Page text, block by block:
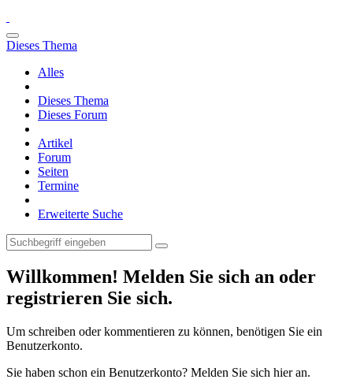
Dieses Thema
Alles
Dieses Thema
Dieses Forum
Artikel
Forum
Seiten
Termine
Erweiterte Suche
Willkommen! Melden Sie sich an oder
registrieren Sie sich.
Um schreiben oder kommentieren zu können, benötigen Sie ein
Benutzerkonto.
Sie haben schon ein Benutzerkonto? Melden Sie sich hier an.